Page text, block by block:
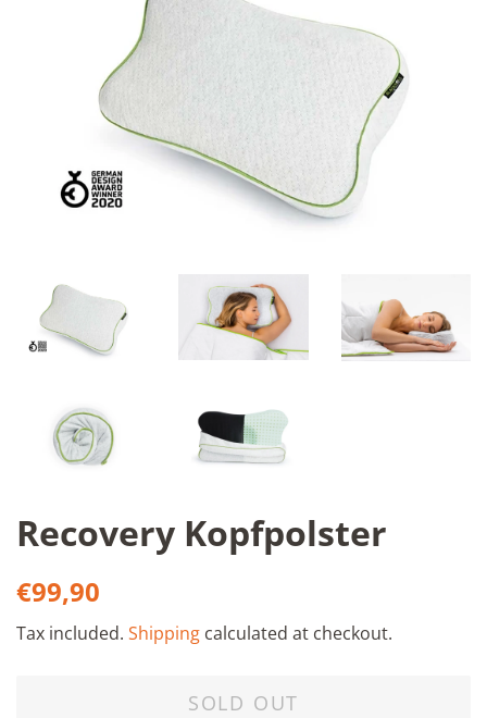
Recovery Kopfpolster
Regular
€99,90
Tax included. Shipping calculated at checkout.
SOLD OUT